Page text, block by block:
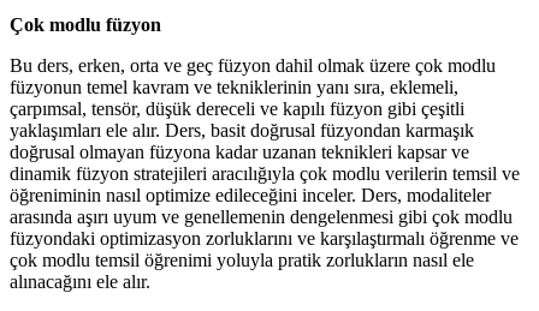
Çok modlu füzyon
Bu ders, erken, orta ve geç füzyon dahil olmak üzere çok modlu
füzyonun temel kavram ve tekniklerinin yanı sıra, eklemeli,
çarpımsal, tensör, düşük dereceli ve kapılı füzyon gibi çeşitli
yaklaşımları ele alır. Ders, basit doğrusal füzyondan karmaşık
doğrusal olmayan füzyona kadar uzanan teknikleri kapsar ve
dinamik füzyon stratejileri aracılığıyla çok modlu verilerin temsil ve
öğreniminin nasıl optimize edileceğini inceler. Ders, modaliteler
arasında aşırı uyum ve genellemenin dengelenmesi gibi çok modlu
füzyondaki optimizasyon zorluklarını ve karşılaştırmalı öğrenme ve
çok modlu temsil öğrenimi yoluyla pratik zorlukların nasıl ele
alınacağını ele alır.